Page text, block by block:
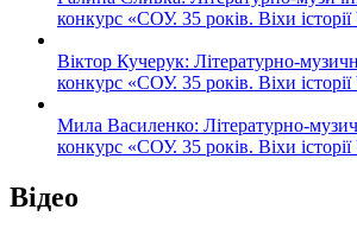
конкурс «СОУ. 35 років. Віхи історії
Віктор Кучерук: Літературно-
конкурс «СОУ. 35 років. Віхи історії
Мила Василенко: Літературно-
конкурс «СОУ. 35 років. Віхи історії
Відео